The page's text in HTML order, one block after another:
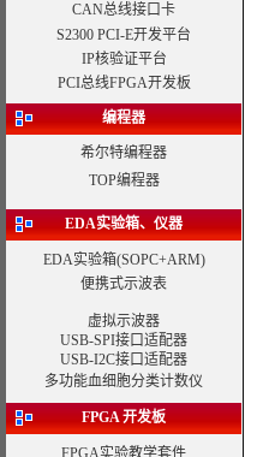
CAN总线接口卡
S2300 PCI-E开发平台
IP核验证平台
PCI总线FPGA开发板
编程器
希尔特编程器
TOP编程器
EDA实验箱、仪器
EDA实验箱(SOPC+ARM)
便携式示波表
虚拟示波器
USB-SPI接口适配器
USB-I2C接口适配器
多功能血细胞分类计数仪
FPGA 开发板
FPGA实验教学套件